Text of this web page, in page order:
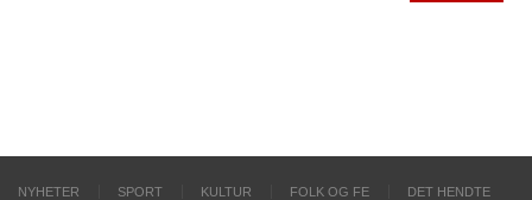
NYHETER SPORT KULTUR FOLK OG FE
DET HENDTE